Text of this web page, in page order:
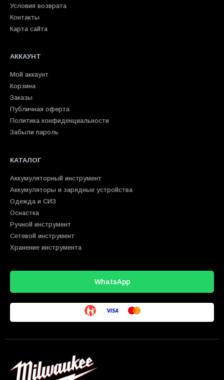
Условия возврата
Контакты
Карта сайта
АККАУНТ
Мой аккаунт
Корзина
Заказы
Публичная оферта
Политика конфиденциальности
Забыли пароль
КАТАЛОГ
Аккумуляторный инструмент
Аккумуляторы и зарядные устройства
Одежда и СИЗ
Оснастка
Ручной инструмент
Сетевой инструмент
Хранение инструмента
WhatsApp